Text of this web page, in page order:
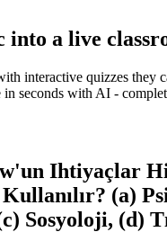
into a live
interactive quizzes they
in seconds with AI -
Ihtiyaçlar
(a)
Sosyoloji, (d)